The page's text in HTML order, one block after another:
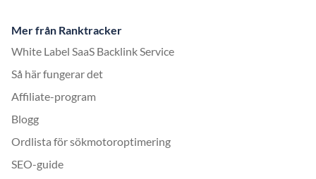
Mer från Ranktracker
White Label SaaS Backlink Service
Så här fungerar det
Affiliate-program
Blogg
Ordlista för sökmotoroptimering
SEO-guide